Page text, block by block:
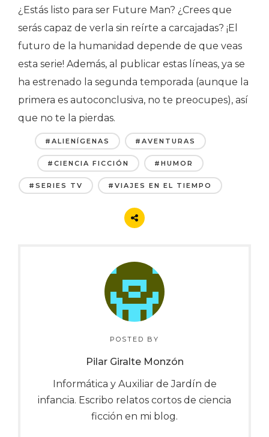
¿Estás listo para ser Future Man? ¿Crees que
serás capaz de verla sin reírte a carcajadas? ¡El
futuro de la humanidad depende de que veas
esta serie! Además, al publicar estas líneas, ya se
ha estrenado la segunda temporada (aunque la
primera es autoconclusiva, no te preocupes), así
que no te la pierdas.
#ALIENÍGENAS #AVENTURAS
#CIENCIA FICCIÓN #HUMOR
#SERIES TV #VIAJES EN EL TIEMPO
POSTED BY
Pilar Giralte Monzón
Informática y Auxiliar de Jardín de
infancia. Escribo relatos cortos de ciencia
ficción en mi blog.